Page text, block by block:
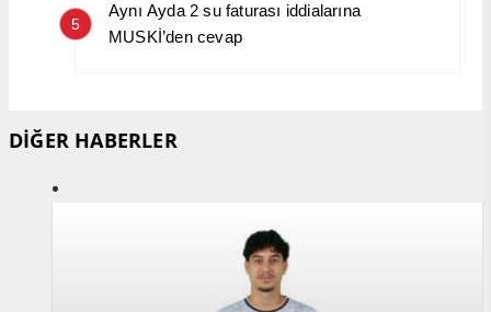
5
Aynı Ayda 2 su faturası iddialarına
MUSKİ’den cevap
DİĞER HABERLER